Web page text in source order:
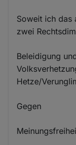
Soweit ich das
zwei
Beleidigung
Hetze/
Gegen